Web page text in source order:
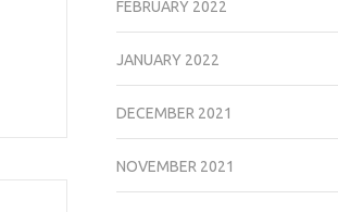
FEBRUARY 2022
JANUARY 2022
DECEMBER 2021
NOVEMBER 2021